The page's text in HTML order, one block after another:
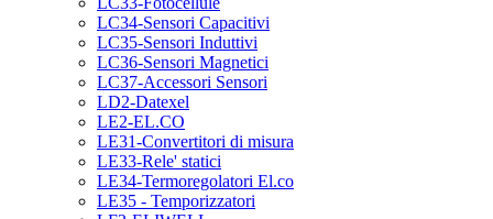
LC34-Sensori Capacitivi
LC35-Sensori Induttivi
LC36-Sensori Magnetici
LC37-Accessori Sensori
LD2-Datexel
LE2-EL.CO
LE31-Convertitori di misura
LE33-Rele' statici
LE34-Termoregolatori El.co
LE35 - Temporizzatori